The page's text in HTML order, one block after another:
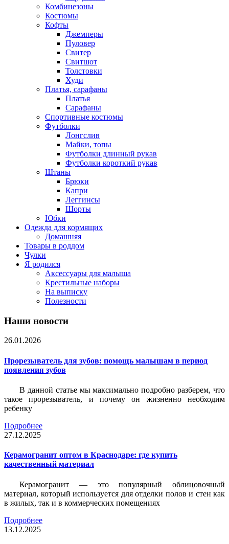
Комбинезоны
Костюмы
Кофты
Джемперы
Пуловер
Свитер
Свитшот
Толстовки
Худи
Платья, сарафаны
Платья
Сарафаны
Спортивные костюмы
Футболки
Лонгслив
Майки, топы
Футболки длинный рукав
Футболки короткий рукав
Штаны
Брюки
Капри
Леггинсы
Шорты
Юбки
Одежда для кормящих
Домашняя
Товары в роддом
Чулки
Я родился
Аксессуары для малыша
Крестильные наборы
На выписку
Полезности
Наши новости
26.01.2026
Прорезыватель для зубов: помощь малышам в период
появления зубов
В данной статье мы максимально подробно разберем, что
такое прорезыватель, и почему он жизненно необходим
ребенку
Подробнее
27.12.2025
Керамогранит оптом в Краснодаре: где купить
качественный материал
Керамогранит — это популярный облицовочный
материал, который используется для отделки полов и стен как
в жилых, так и в коммерческих помещениях
Подробнее
13.12.2025